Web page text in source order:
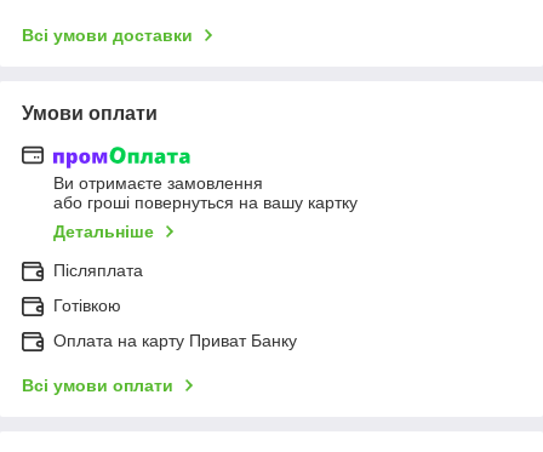
Всі умови доставки
Умови оплати
Ви отримаєте замовлення
або гроші повернуться на вашу картку
Детальніше
Післяплата
Готівкою
Оплата на карту Приват Банку
Всі умови оплати